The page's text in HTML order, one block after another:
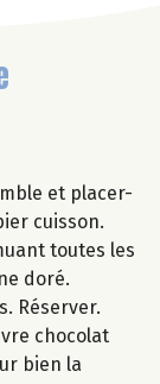
et placer-
cuisson.
toutes les
doré.
Réserver.
chocolat
bien la